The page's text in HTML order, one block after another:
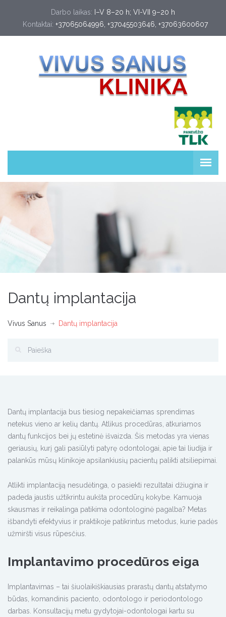
Darbo laikas: I–V 8–20 h; VI-VII 9–20 h
Kontaktai: +37065064996 +37045503646 +37063600607
Dantų implantacija
Vivus Sanus Dantų implantacija
Dantų implantacija bus tiesiog nepakeičiamas sprendimas
netekus vieno ar kelių dantų. Atlikus procedūras, atkuriamos
dantų funkcijos bei jų estetinė išvaizda. Šis metodas yra vienas
geriausių, kurį gali pasiūlyti patyrę odontologai, apie tai liudija ir
palankūs mūsų klinikoje apsilankiusių pacientų palikti atsiliepimai.
Atlikti implantaciją nesudėtinga, o pasiekti rezultatai džiugina ir
padeda jaustis užtikrintu aukšta procedūrų kokybe. Kamuoja
skausmas ir reikalinga patikima odontologinė pagalba? Metas
išbandyti efektyvius ir praktikoje patikrintus metodus, kurie padės
užmiršti visus rūpesčius.
Implantavimo procedūros eiga
Implantavimas – tai šiuolaikiškiausias prarastų dantų atstatymo
būdas, komandinis paciento, odontologo ir periodontologo
darbas. Konsultacijų metu gydytojai-odontologai kartu su